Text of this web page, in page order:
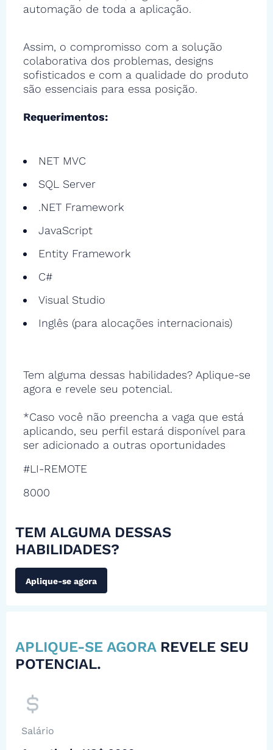
automação de toda a aplicação.
Assim, o compromisso com a solução
colaborativa dos problemas, designs
sofisticados e com a qualidade do produto
são essenciais para essa posição.
Requerimentos:
NET MVC
SQL Server
.NET Framework
JavaScript
Entity Framework
C#
Visual Studio
Inglês (para alocações internacionais)
Tem alguma dessas habilidades? Aplique-se
agora e revele seu potencial.
*Caso você não preencha a vaga que está
aplicando, seu perfil estará disponível para
ser adicionado a outras oportunidades
#LI-REMOTE
8000
TEM ALGUMA DESSAS
HABILIDADES?
Aplique-se agora
APLIQUE-SE AGORA REVELE SEU
POTENCIAL.
Salário